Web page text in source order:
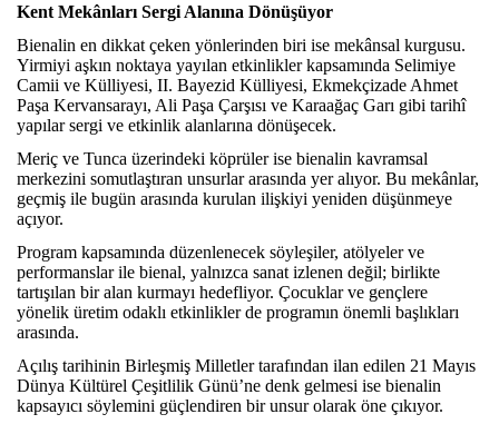
Kent Mekânları Sergi Alanına Dönüşüyor
Bienalin en dikkat çeken yönlerinden biri ise mekânsal kurgusu.
Yirmiyi aşkın noktaya yayılan etkinlikler kapsamında Selimiye
Camii ve Külliyesi, II. Bayezid Külliyesi, Ekmekçizade Ahmet
Paşa Kervansarayı, Ali Paşa Çarşısı ve Karaağaç Garı gibi tarihî
yapılar sergi ve etkinlik alanlarına dönüşecek.
Meriç ve Tunca üzerindeki köprüler ise bienalin kavramsal
merkezini somutlaştıran unsurlar arasında yer alıyor. Bu mekânlar,
geçmiş ile bugün arasında kurulan ilişkiyi yeniden düşünmeye
açıyor.
Program kapsamında düzenlenecek söyleşiler, atölyeler ve
performanslar ile bienal, yalnızca sanat izlenen değil; birlikte
tartışılan bir alan kurmayı hedefliyor. Çocuklar ve gençlere
yönelik üretim odaklı etkinlikler de programın önemli başlıkları
arasında.
Açılış tarihinin Birleşmiş Milletler tarafından ilan edilen 21 Mayıs
Dünya Kültürel Çeşitlilik Günü’ne denk gelmesi ise bienalin
kapsayıcı söylemini güçlendiren bir unsur olarak öne çıkıyor.